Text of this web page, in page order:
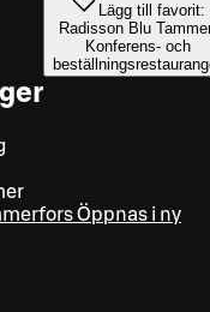
Lägg till favorit:
Radisson Blu
Konferens- och
Öppnas i ny